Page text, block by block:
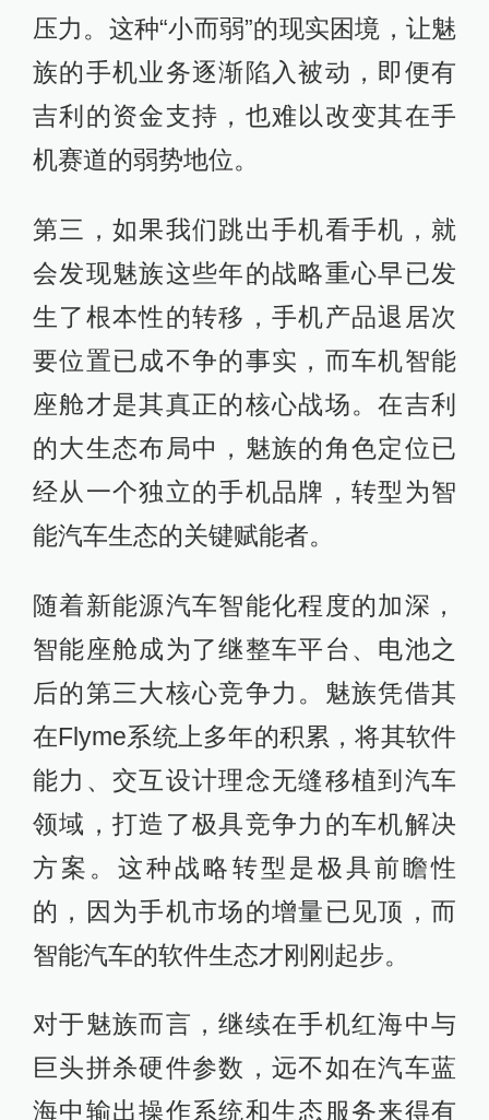
压力。这种“小而弱”的现实困境，让魅
族的手机业务逐渐陷入被动，即便有
吉利的资金支持，也难以改变其在手
机赛道的弱势地位。
第三，如果我们跳出手机看手机，就
会发现魅族这些年的战略重心早已发
生了根本性的转移，手机产品退居次
要位置已成不争的事实，而车机智能
座舱才是其真正的核心战场。在吉利
的大生态布局中，魅族的角色定位已
经从一个独立的手机品牌，转型为智
能汽车生态的关键赋能者。
随着新能源汽车智能化程度的加深，
智能座舱成为了继整车平台、电池之
后的第三大核心竞争力。魅族凭借其
在Flyme系统上多年的积累，将其软件
能力、交互设计理念无缝移植到汽车
领域，打造了极具竞争力的车机解决
方案。这种战略转型是极具前瞻性
的，因为手机市场的增量已见顶，而
智能汽车的软件生态才刚刚起步。
对于魅族而言，继续在手机红海中与
巨头拼杀硬件参数，远不如在汽车蓝
海中输出操作系统和生态服务来得有